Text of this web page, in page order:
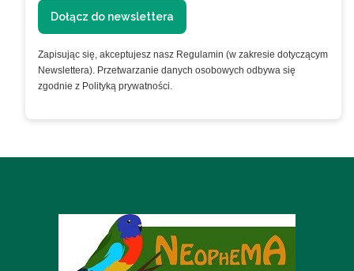
Dołącz do newslettera
Zapisując się, akceptujesz nasz Regulamin (w zakresie dotyczącym
Newslettera). Przetwarzanie danych osobowych odbywa się
zgodnie z Polityką prywatności.